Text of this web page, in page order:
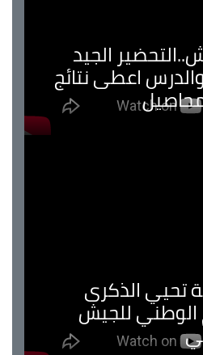
الجيد
اعطى نتائج
تحيي الذكرى
للجيش